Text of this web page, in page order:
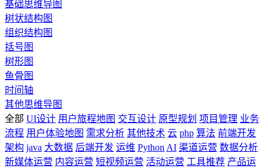
基础思维导图
树状结构图
组织结构图
括号图
树形图
鱼骨图
时间轴
其他思维导图
全部 UI设计 用户旅程地图 交互设计 原型规划 项目管理 业务
流程 用户体验地图 需求分析 其他技术 云 php 算法 前端开发
架构 java 大数据 后端开发 运维 Python AI 渠道运营 数据分析
新媒体运营 内容运营 短视频运营 活动运营 工具推荐 产品运